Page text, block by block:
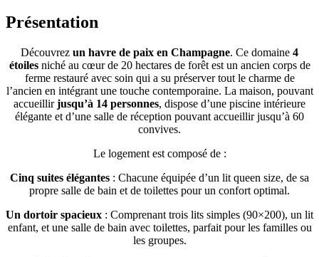
Présentation
Découvrez un havre de paix en Champagne. Ce domaine 4
étoilesniché au cœur de 20 hectares de forêt est un ancien corps de
ferme restauré avec soin qui a su préserver tout le charme de
l’ancien en intégrant une touche contemporaine. La maison, pouvant
accueillirjusqu’à 14 personnes, dispose d’une piscine intérieure
élégante et d’une salle de réception pouvant accueillir jusqu’à 60
convives.
Le logement est composé de :
Cinq suites élégantes : Chacune équipée d’un lit queen size, de sa
propre salle de bain et de toilettes pour un confort optimal.
Un dortoir spacieux : Comprenant trois lits simples (90×200), un lit
enfant, et une salle de bain avec toilettes, parfait pour les familles ou
les groupes.